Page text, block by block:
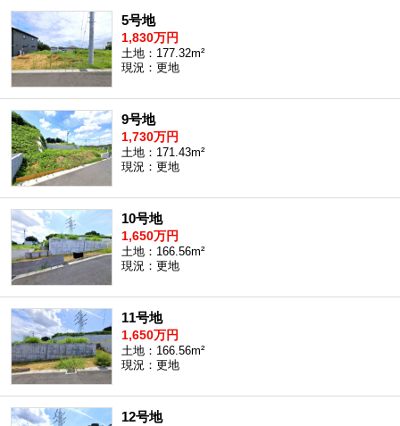
5号地
1,830万円
土地：177.32m²
現況：更地
9号地
1,730万円
土地：171.43m²
現況：更地
10号地
1,650万円
土地：166.56m²
現況：更地
11号地
1,650万円
土地：166.56m²
現況：更地
12号地
東京全域エリア
東京全域エリアの新築一戸建
東京全域エリアの中古一戸建
東京全域エリアのマンション
東京全域エリアの土地
神奈川全域エリア
神奈川全域エリアの新築一戸建
神奈川全域エリアの中古一戸建
神奈川全域エリアのマンション
神奈川全域エリアの土地
沖縄全域エリア
沖縄全域エリアの新築一戸建
沖縄全域エリアの中古一戸建
沖縄全域エリアのマンション
お客様の声